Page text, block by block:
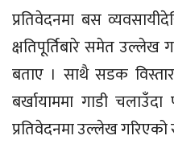
प्रतिवेदनमा बस
क्षतिपूर्तिबारे समेत
बताए । साथै सडक विस्तार
बर्खायाममा गाडी
प्रतिवेदनमा उल्लेख